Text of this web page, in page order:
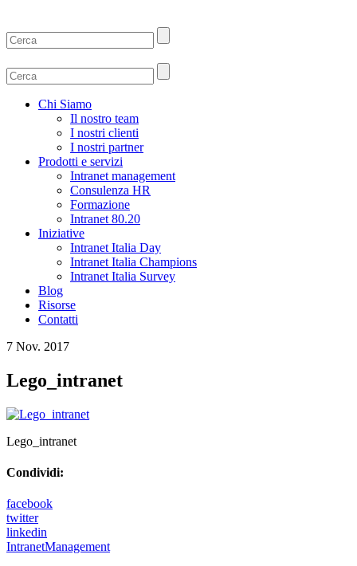
Chi Siamo
Il nostro team
I nostri clienti
I nostri partner
Prodotti e servizi
Intranet management
Consulenza HR
Formazione
Intranet 80.20
Iniziative
Intranet Italia Day
Intranet Italia Champions
Intranet Italia Survey
Blog
Risorse
Contatti
7 Nov. 2017
Lego_intranet
Lego_intranet
Condividi:
facebook
twitter
linkedin
IntranetManagement